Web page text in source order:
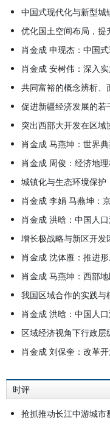
中国式现代化与新型城
优化国土空间布局，提
肖金成 申现杰：中国
肖金成 安树伟：深入
共同富裕的概念辨析、
促进新疆经济发展的若
突出西部大开发在区
肖金成 马燕坤：世界
肖金成 周俊：经济地
城镇化与生态环境保护
肖金成 李娟 马燕坤：
肖金成 洪晗：中国人
增长极战略与新区开发
肖金成 沈体雁：推进
肖金成 马燕坤：西部
我国区域合作的实践与
肖金成 洪晗：中国人
区域经济视角下行政层
肖金成 刘保奎：改革
时评
抢抓推动长江中游城市